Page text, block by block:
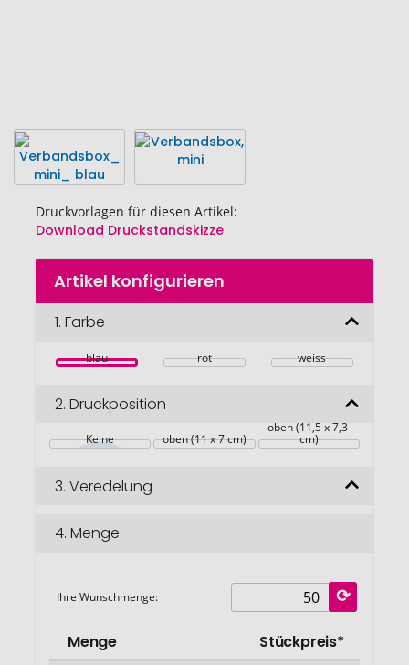
Druckvorlagen für diesen Artikel:
Download Druckstandskizze
Zum
Anfang
Bildgalerie
Artikel konfigurieren
1. Farbe
blau rot weiss
2. Druckposition
Keine oben (11 x 7 cm)
oben (11,5 x 7,3
cm)
3. Veredelung
4. Menge
Ihre Wunschmenge:
Menge
Stückpreis*